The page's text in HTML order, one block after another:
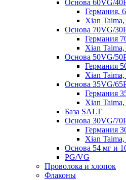
Основа 60VG/
Германия,
Xian
Основа 70VG/
Германия
Xian
Основа 50VG/
Германия
Xian
Основа 35VG/
Германия
Xian
База SALT
Основа 30VG/
Германия
Xian
Основа 54 мг и
PG/VG
Проволока и хлопок
Флаконы